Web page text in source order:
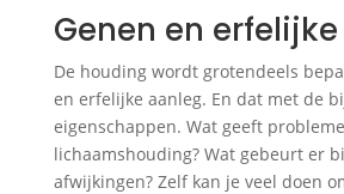
Genen en
De houding wordt grotendeels
en erfelijke aanleg. En dat met de
eigenschappen. Wat geeft
lichaamshouding? Wat gebeurt er
afwijkingen? Zelf kan je veel doen